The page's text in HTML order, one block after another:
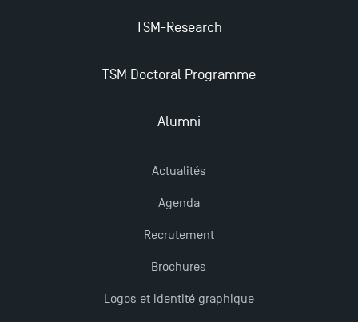
Les meilleurs mémoires du M2 Comptabilité
professionnelles en alternance à TSM !
Management pour 2025 : des opportunités encore
TSM-Research
TSM Doctoral Programme
Alumni
Actualités
Agenda
Recrutement
Brochures
Logos et identité graphique